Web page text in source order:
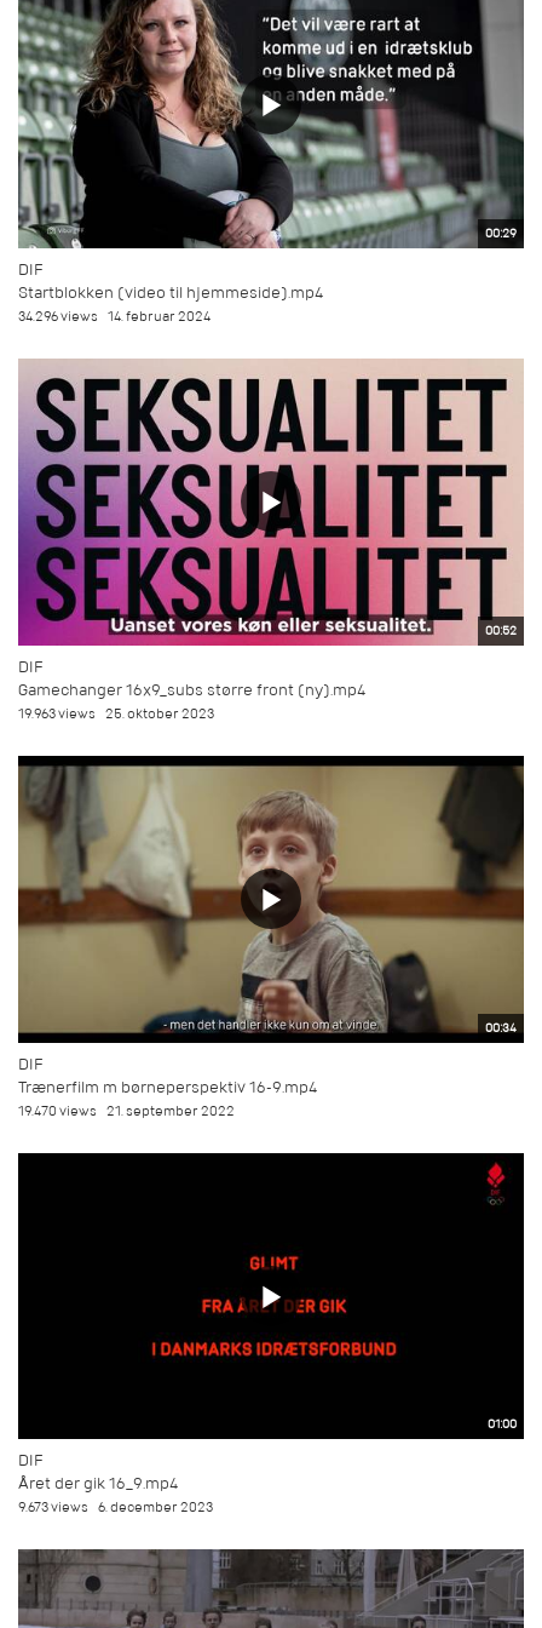
00:29
DIF
Startblokken (video til hjemmeside).mp4
34.296 views 14. februar 2024
00:52
DIF
Gamechanger 16x9_subs større front (ny).mp4
19.963 views 25. oktober 2023
00:34
DIF
Trænerfilm m børneperspektiv 16-9.mp4
19.470 views 21. september 2022
01:00
DIF
Året der gik 16_9.mp4
9.673 views 6. december 2023